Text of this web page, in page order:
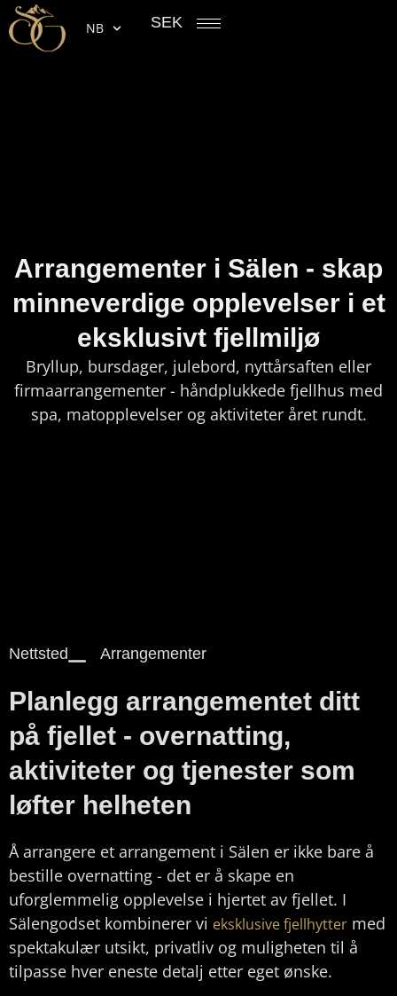
NB SEK
Arrangementer i Sälen - skap
minneverdige opplevelser i et
eksklusivt fjellmiljø
Bryllup, bursdager, julebord, nyttårsaften eller
firmaarrangementer - håndplukkede fjellhus med
spa, matopplevelser og aktiviteter året rundt.
Nettsted Arrangementer
Planlegg arrangementet ditt
på fjellet - overnatting,
aktiviteter og tjenester som
løfter helheten
Å arrangere et arrangement i Sälen er ikke bare å
bestille overnatting - det er å skape en
uforglemmelig opplevelse i hjertet av fjellet. I
Sälengodset kombinerer vi eksklusive fjellhytter med
spektakulær utsikt, privatliv og muligheten til å
tilpasse hver eneste detalj etter eget ønske.